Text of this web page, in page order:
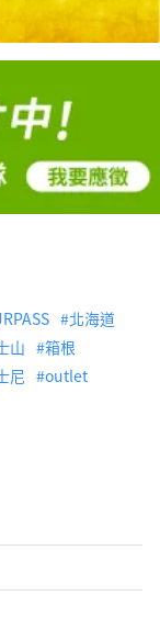
北海道
山
箱根
尼
outlet